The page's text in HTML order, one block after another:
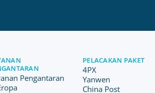
Pengantaran
PELACAKAN PAKET
4PX
Yanwen
China Post